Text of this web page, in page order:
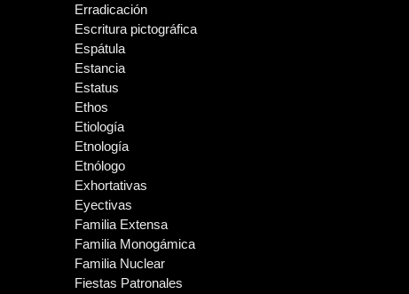
Erradicación
Escritura pictográfica
Espátula
Estancia
Estatus
Ethos
Etiología
Etnología
Etnólogo
Exhortativas
Eyectivas
Familia Extensa
Familia Monogámica
Familia Nuclear
Fiestas Patronales